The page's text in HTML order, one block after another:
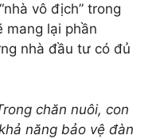
vô địch” trong
mang lại phần
nhà đầu tư có đủ
chăn nuôi, con
năng bảo vệ đàn